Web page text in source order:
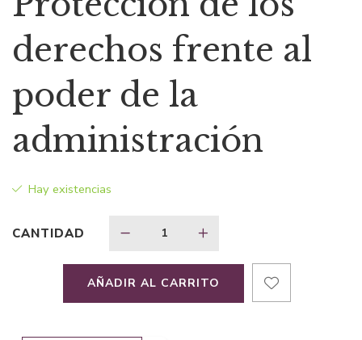
original
era:
$80,25.
actual
es:
$60,19.
derechos frente al
poder de la
administración
Hay existencias
CANTIDAD
AÑADIR AL CARRITO